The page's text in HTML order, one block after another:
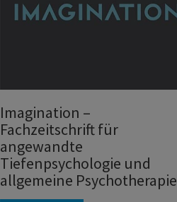
Imagination –
Fachzeitschrift für
angewandte
Tiefenpsychologie und
allgemeine Psychotherapie